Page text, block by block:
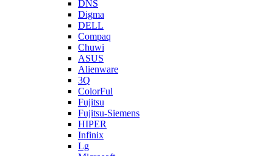
DNS
Digma
DELL
Compaq
Chuwi
ASUS
Alienware
3Q
ColorFul
Fujitsu
Fujitsu-Siemens
HIPER
Infinix
Lg